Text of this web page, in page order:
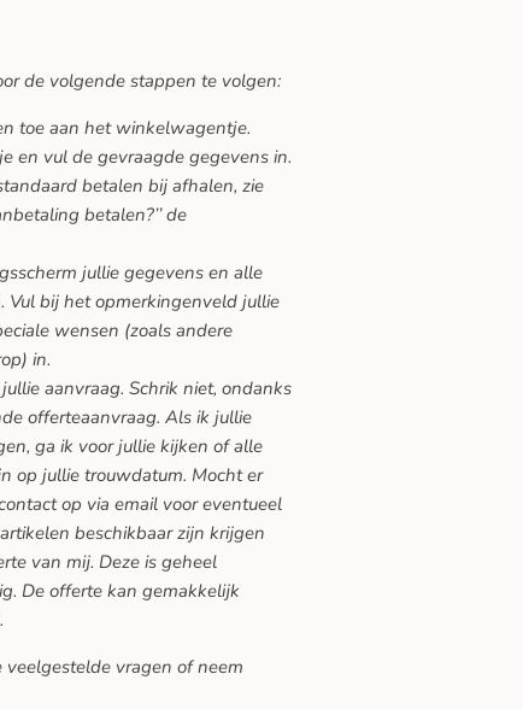
de volgende stappen te volgen:
toe aan het winkelwagentje.
en vul de gevraagde gegevens in.
betalen bij afhalen, zie
betalen?’’ de
jullie gegevens en alle
bij het opmerkingenveld jullie
wensen (zoals andere
in.
aanvraag. Schrik niet, ondanks
offerteaanvraag. Als ik jullie
ga ik voor jullie kijken of alle
op jullie trouwdatum. Mocht er
op via email voor eventueel
beschikbaar zijn krijgen
van mij. Deze is geheel
De offerte kan gemakkelijk
veelgestelde vragen of neem